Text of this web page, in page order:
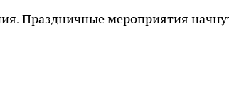
Праздничные мероприятия